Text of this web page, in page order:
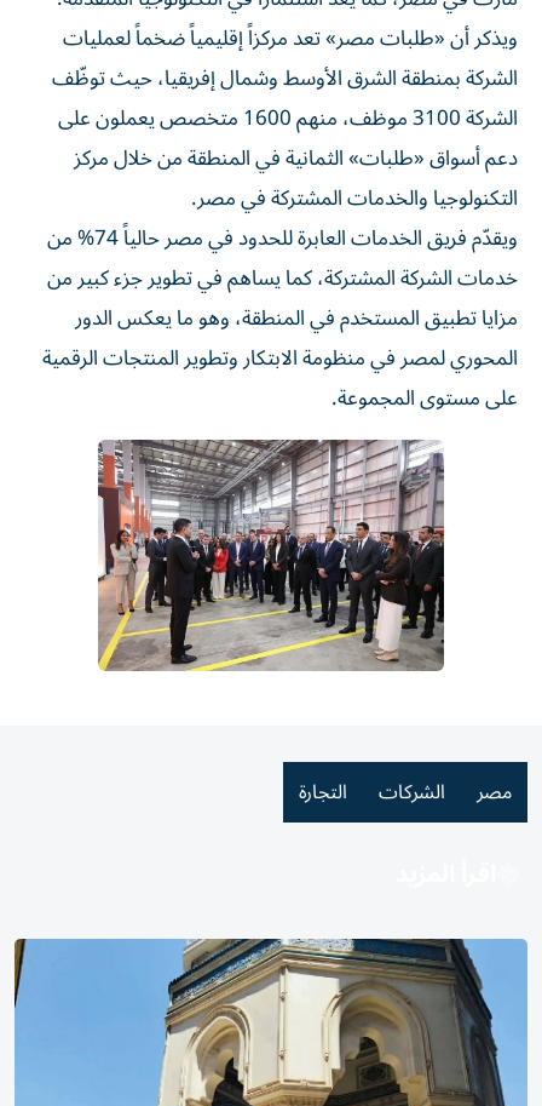
ويذكر أن «طلبات مصر» تعد مركزاً إقليمياً ضخماً لعمليات
الشركة بمنطقة الشرق الأوسط وشمال إفريقيا، حيث توظّف
الشركة 3100 موظف، منهم 1600 متخصص يعملون على
دعم أسواق «طلبات» الثمانية في المنطقة من خلال مركز
التكنولوجيا والخدمات المشتركة في مصر.
ويقدّم فريق الخدمات العابرة للحدود في مصر حالياً 74% من
خدمات الشركة المشتركة، كما يساهم في تطوير جزء كبير من
مزايا تطبيق المستخدم في المنطقة، وهو ما يعكس الدور
المحوري لمصر في منظومة الابتكار وتطوير المنتجات الرقمية
على مستوى المجموعة.
مصر الشركات التجارة